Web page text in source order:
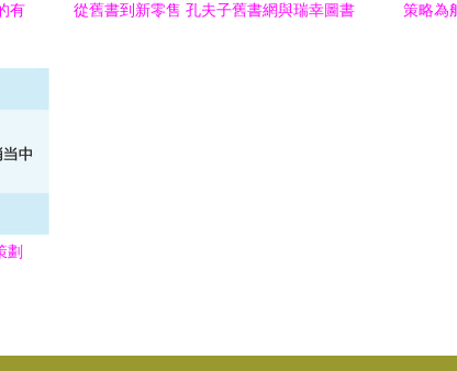
有
從舊書到新零售 孔夫子舊書網與瑞幸圖書
策略為
劃